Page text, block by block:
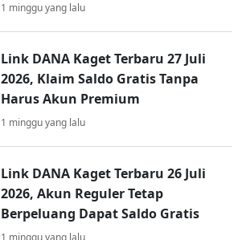
1 minggu yang lalu
Link DANA Kaget Terbaru 27 Juli
2026, Klaim Saldo Gratis Tanpa
Harus Akun Premium
1 minggu yang lalu
Link DANA Kaget Terbaru 26 Juli
2026, Akun Reguler Tetap
Berpeluang Dapat Saldo Gratis